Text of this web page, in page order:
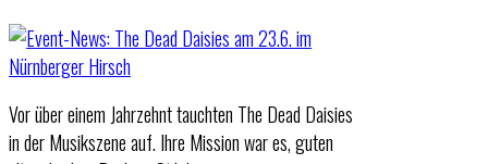
Vor über einem Jahrzehnt tauchten The Dead Daisies
in der Musikszene auf. Ihre Mission war es, guten